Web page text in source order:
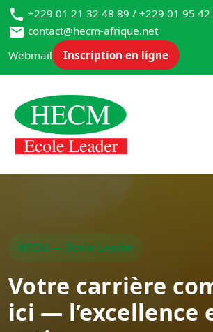
+229 01 21 32 48 89 / +229 01 95 42
contact@hecm-afrique.net
Webmail
Inscription en ligne
HECM — École Leader
Votre carrière
ici — l’excellence